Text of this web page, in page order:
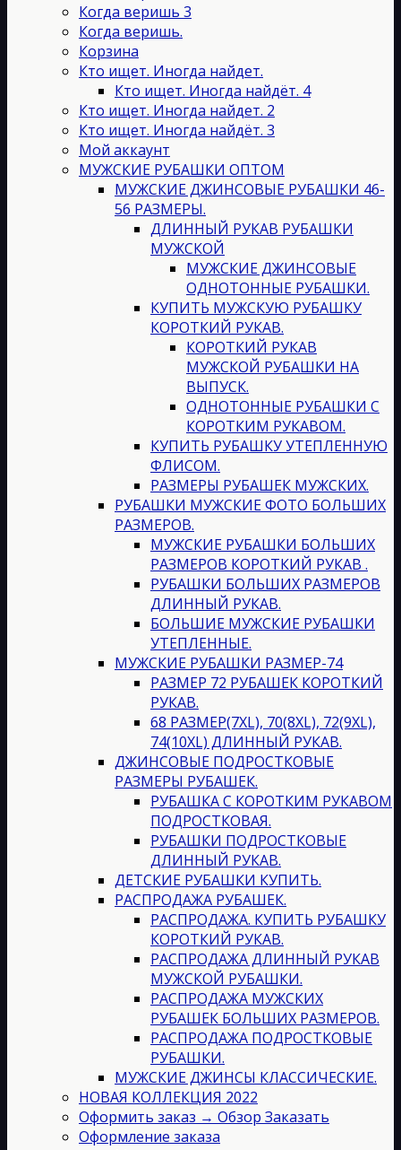
Когда веришь 3
Когда веришь.
Корзина
Кто ищет. Иногда найдет.
Кто ищет. Иногда найдёт. 4
Кто ищет. Иногда найдет. 2
Кто ищет. Иногда найдёт. 3
Мой аккаунт
МУЖСКИЕ РУБАШКИ ОПТОМ
МУЖСКИЕ ДЖИНСОВЫЕ РУБАШКИ 46-
56 РАЗМЕРЫ.
ДЛИННЫЙ РУКАВ РУБАШКИ
МУЖСКОЙ
МУЖСКИЕ ДЖИНСОВЫЕ
ОДНОТОННЫЕ РУБАШКИ.
КУПИТЬ МУЖСКУЮ РУБАШКУ
КОРОТКИЙ РУКАВ.
КОРОТКИЙ РУКАВ
МУЖСКОЙ РУБАШКИ НА
ВЫПУСК.
ОДНОТОННЫЕ РУБАШКИ С
КОРОТКИМ РУКАВОМ.
КУПИТЬ РУБАШКУ УТЕПЛЕННУЮ
ФЛИСОМ.
РАЗМЕРЫ РУБАШЕК МУЖСКИХ.
РУБАШКИ МУЖСКИЕ ФОТО БОЛЬШИХ
РАЗМЕРОВ.
МУЖСКИЕ РУБАШКИ БОЛЬШИХ
РАЗМЕРОВ КОРОТКИЙ РУКАВ .
РУБАШКИ БОЛЬШИХ РАЗМЕРОВ
ДЛИННЫЙ РУКАВ.
БОЛЬШИЕ МУЖСКИЕ РУБАШКИ
УТЕПЛЕННЫЕ.
МУЖСКИЕ РУБАШКИ РАЗМЕР-74
РАЗМЕР 72 РУБАШЕК КОРОТКИЙ
РУКАВ.
68 РАЗМЕР(7XL), 70(8XL), 72(9XL),
74(10XL) ДЛИННЫЙ РУКАВ.
ДЖИНСОВЫЕ ПОДРОСТКОВЫЕ
РАЗМЕРЫ РУБАШЕК.
РУБАШКА С КОРОТКИМ РУКАВОМ
ПОДРОСТКОВАЯ.
РУБАШКИ ПОДРОСТКОВЫЕ
ДЛИННЫЙ РУКАВ.
ДЕТСКИЕ РУБАШКИ КУПИТЬ.
РАСПРОДАЖА РУБАШЕК.
РАСПРОДАЖА. КУПИТЬ РУБАШКУ
КОРОТКИЙ РУКАВ.
РАСПРОДАЖА ДЛИННЫЙ РУКАВ
МУЖСКОЙ РУБАШКИ.
РАСПРОДАЖА МУЖСКИХ
РУБАШЕК БОЛЬШИХ РАЗМЕРОВ.
РАСПРОДАЖА ПОДРОСТКОВЫЕ
РУБАШКИ.
МУЖСКИЕ ДЖИНСЫ КЛАССИЧЕСКИЕ.
НОВАЯ КОЛЛЕКЦИЯ 2022
Оформить заказ → Обзор Заказать
Оформление заказа